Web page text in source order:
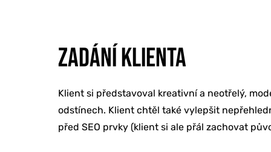
ZADÁNÍ KLIENTA
Klient si představoval kreativní a neotřelý,
odstínech. Klient chtěl také vylepšit
před SEO prvky (klient si ale přál zachovat